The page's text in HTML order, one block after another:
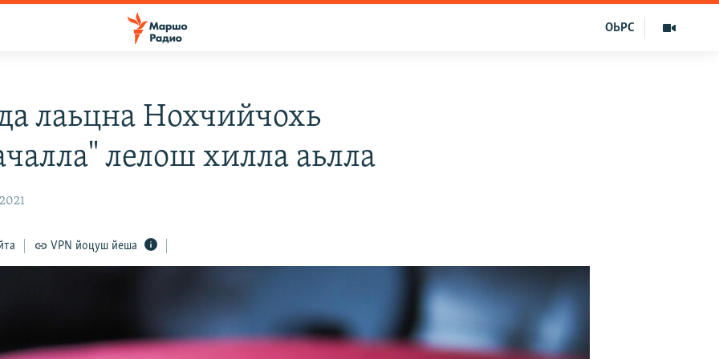
ОЬРС
лаьцна Нохчийчохь
лелош хилла аьлла
VPN йоцуш йеша